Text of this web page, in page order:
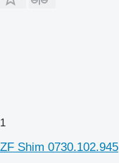
1
ZF Shim 0730.102.945